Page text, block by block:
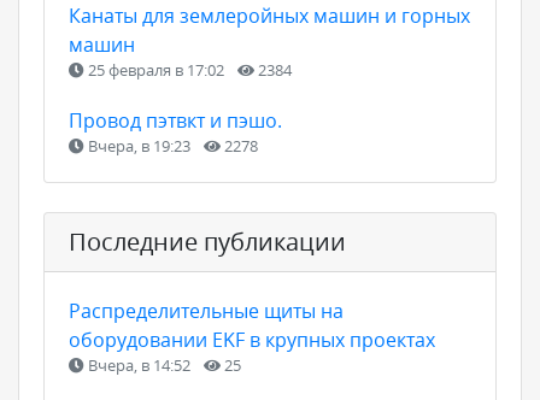
Канаты для землеройных машин и горных
машин
25 февраля в 17:02 2384
Провод пэтвкт и пэшо.
Вчера, в 19:23 2278
Последние публикации
Распределительные щиты на
оборудовании EKF в крупных проектах
Вчера, в 14:52 25